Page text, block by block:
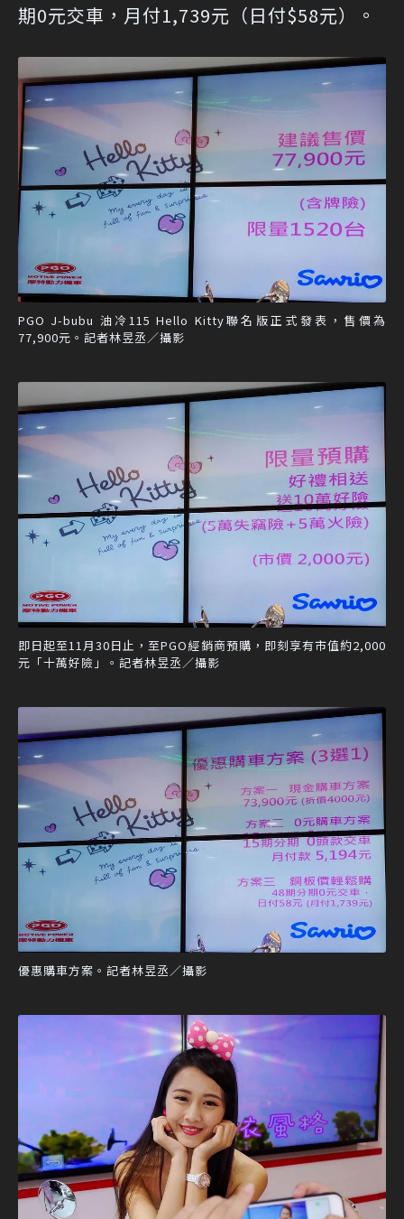
期0元交車，月付1,739元（日付$58元）。
PGO J-bubu 油冷115 Hello Kitty聯名版正式發表，售價為
77,900元。記者林昱丞／攝影
即日起至11月30日止，至PGO經銷商預購，即刻享有市值約2,000
元「十萬好險」。記者林昱丞／攝影
優惠購車方案。記者林昱丞／攝影